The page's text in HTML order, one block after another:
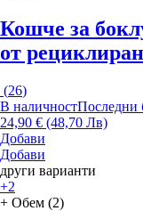
Кошче за
от
(26)
В наличностПоследни
24,90 € (48,70 Лв)
Добави
Добави
други варианти
+2
+ Обем (2)